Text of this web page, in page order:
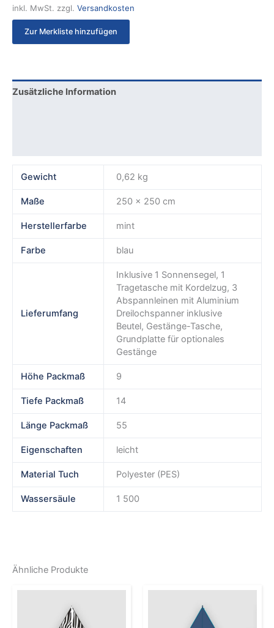
inkl. MwSt. zzgl. Versandkosten
Zur Merkliste hinzufügen
Zusätzliche Information
Gewicht 0,62 kg
Maße 250 × 250 cm
Herstellerfarbe mint
Farbe blau
Lieferumfang
Inklusive 1 Sonnensegel, 1
Tragetasche mit Kordelzug, 3
Abspannleinen mit Aluminium
Dreilochspanner inklusive
Beutel, Gestänge-Tasche,
Grundplatte für optionales
Gestänge
Höhe Packmaß 9
Tiefe Packmaß 14
Länge Packmaß 55
Eigenschaften leicht
Material Tuch Polyester (PES)
Wassersäule 1 500
Ähnliche Produkte